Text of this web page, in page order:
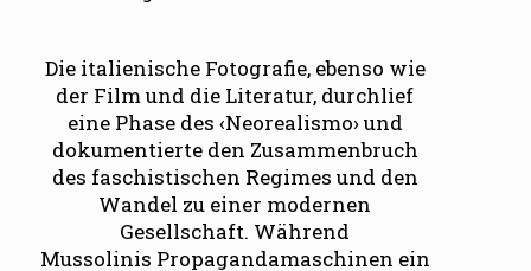
Die italienische Fotografie, ebenso wie
der Film und die Literatur, durchlief
eine Phase des ‹Neorealismo› und
dokumentierte den Zusammenbruch
des faschistischen Regimes und den
Wandel zu einer modernen
Gesellschaft. Während
Mussolinis Propagandamaschinen ein